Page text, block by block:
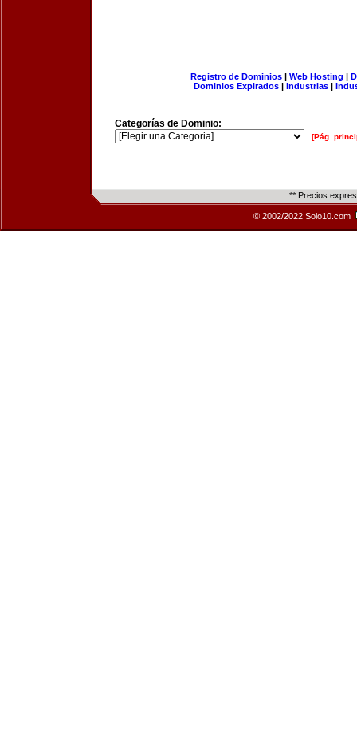
Registro de Dominios| Web Hosting |
Dominios Expirados | Industrias |
Categorías de Dominio:
[Pág.
** Precios
© 2002/2022 Solo10.com